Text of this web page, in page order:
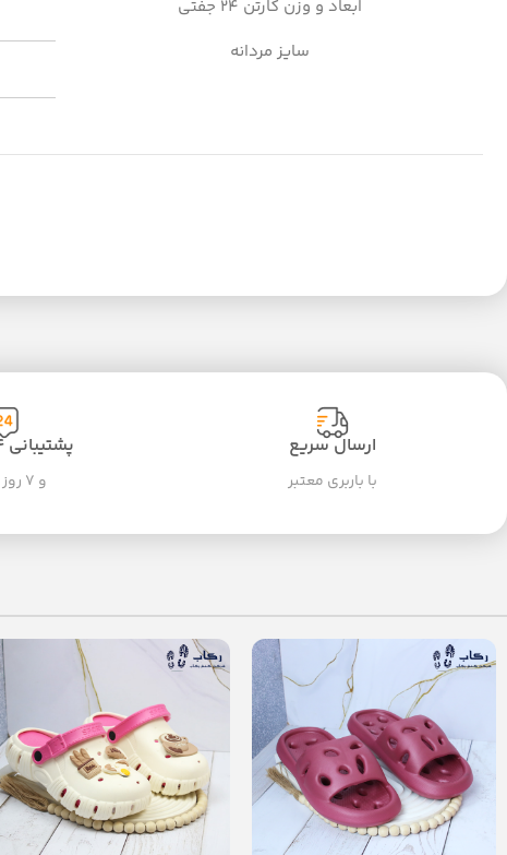
ابعاد و وزن کارتن 24 جفتی
سایز مردانه
ارسال سریع
با باربری معتبر
پشتیبانی ۲۴ ساعته
و ۷ روز هفته